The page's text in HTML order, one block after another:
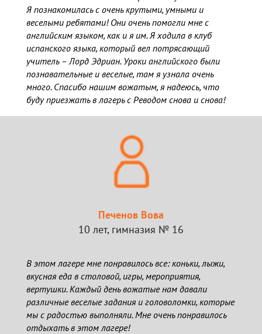
Я познакомилась с очень крутыми, умными и
веселыми ребятами! Они очень помогли мне с
английским языком, как и я им. Я ходила в клуб
испанского языка, который вел потрясающий
учитель – Лорд Эдриан. Уроки английского были
познавательные и веселые, там я узнала очень
много. Спасибо нашим вожатым, я надеюсь, что
буду приезжать в лагерь с Реводом снова и снова!
Печенов Вова
10 лет, гимназия № 16
В этом лагере мне понравилось все: коньки, лыжи,
вкусная еда в столовой, игры, мероприятия,
вертушки. Каждый день вожатые нам давали
различные веселые задания и головоломки, которые
мы с радостью выполняли. Мне очень понравилось
отдыхать в этом лагере!